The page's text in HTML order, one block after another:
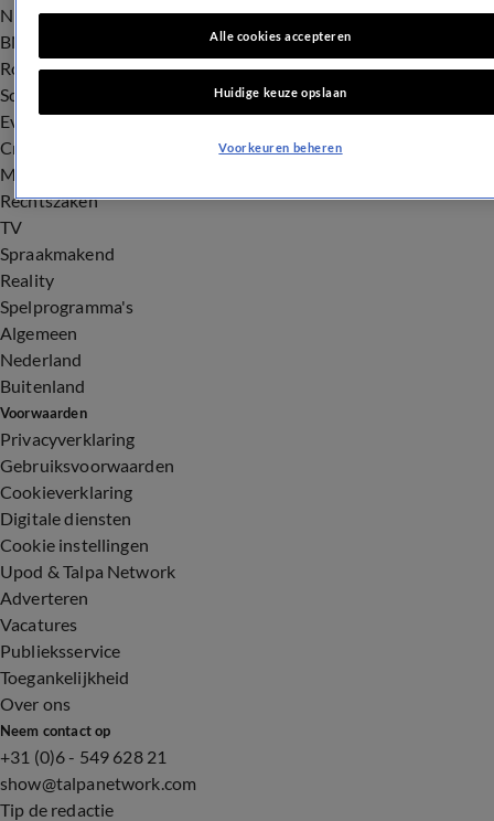
Nieuws
BN'ers
Royalty
Songfestival
Evenementen
Crime
Misdaad
Rechtszaken
TV
Spraakmakend
Reality
Spelprogramma's
Algemeen
Nederland
Buitenland
Voorwaarden
Privacyverklaring
Gebruiksvoorwaarden
Cookieverklaring
Digitale diensten
Cookie instellingen
Upod & Talpa Network
Adverteren
Vacatures
Publieksservice
Toegankelijkheid
Over ons
Neem contact op
+31 (0)6 - 549 628 21
show@talpanetwork.com
Tip de redactie
Alle cookies accepteren
Huidige keuze opslaan
Voorkeuren beheren